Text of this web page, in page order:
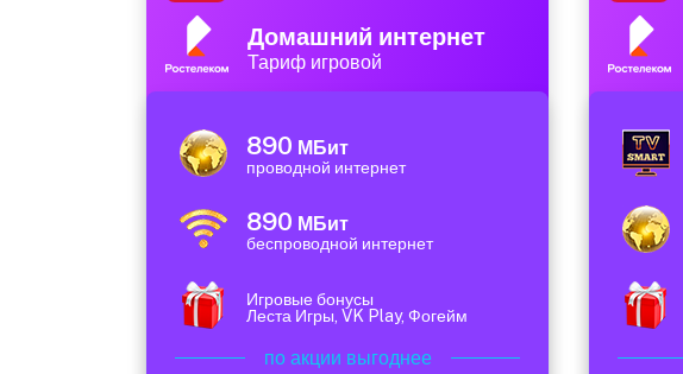
Домашний интернет
Тариф игровой
890 МБит
проводной интернет
890 МБит
беспроводной интернет
Игровые бонусы
Леста Игры, VK Play, Фогейм
по акции выгоднее